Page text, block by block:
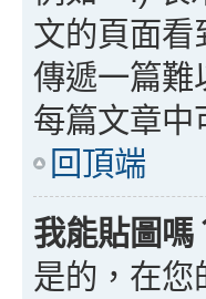
文的頁面看
傳遞一篇難
每篇文章中
回頂端
我能貼圖嗎
是的，在您